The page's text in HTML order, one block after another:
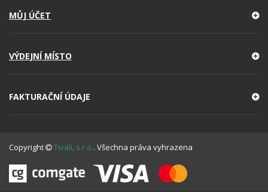
MŮJ ÚČET
VÝDEJNÍ MÍSTO
FAKTURAČNÍ ÚDAJE
Copyright Tivali, s.r.o.. Všechna práva vyhrazena